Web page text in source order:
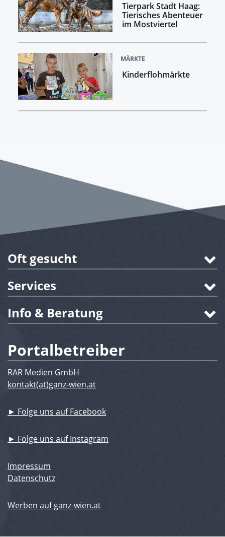
Tierpark Stadt Haag:
Tierisches Abenteuer
im Mostviertel
MÄRKTE
Kinderflohmärkte
Oft gesucht
Services
Info & Beratung
Portalbetreiber
RAR Medien GmbH
kontakt(at)ganz-wien.at
► Folge uns auf Facebook
► Folge uns auf Instagram
Impressum
Datenschutz
Werben auf ganz-wien.at